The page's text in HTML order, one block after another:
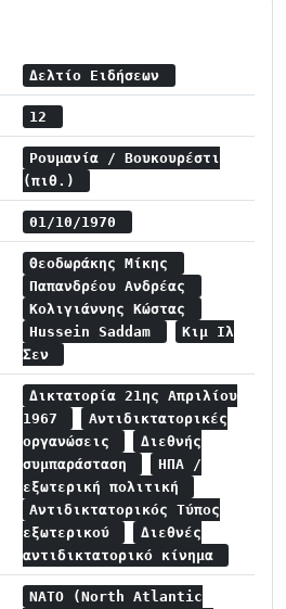
Δελτίο Ειδήσεων
12
Ρουμανία / Βουκουρέστι
(πιθ.)
01/10/1970
Θεοδωράκης Μίκης
Παπανδρέου Ανδρέας
Κολιγιάννης Κώστας
Hussein Saddam
Κιμ Ιλ
Σεν
Δικτατορία 21ης Απριλίου
1967
Αντιδικτατορικές
οργανώσεις
Διεθνής
συμπαράσταση
ΗΠΑ /
εξωτερική πολιτική
Αντιδικτατορικός Τύπος
εξωτερικού
Διεθνές
αντιδικτατορικό κίνημα
NATO (North Atlantic